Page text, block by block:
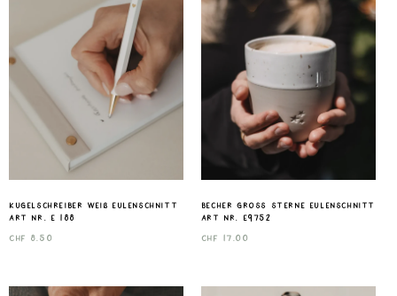
Kugelschreiber Weiß Eulenschnitt
Art nr. E 188
CHF 8.50
Becher gross Sterne Eulenschnitt
Art nr. E9752
CHF 17.00